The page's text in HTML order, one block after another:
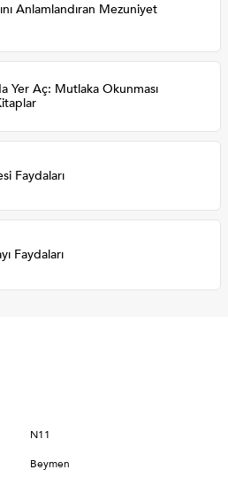
Anlamlandıran Mezuniyet
Yer Aç: Mutlaka Okunması
Faydaları
Faydaları
N11
Beymen